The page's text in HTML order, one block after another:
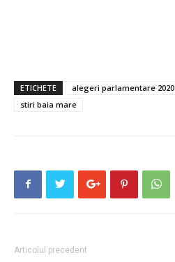
ETICHETE alegeri parlamentare 2020
stiri baia mare
Articolul precedent